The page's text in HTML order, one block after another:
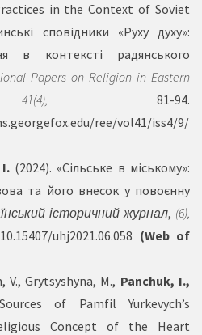
in the Context of Soviet
сповідники «Руху духу»:
в контексті радянського
Papers on Religion in Eastern
41(4), 81-94.
ree/vol41/iss4/9/
(2024). «Сільське в міському»:
та його внесок у повоєнну
історичний журнал, (6),
uhj2021.06.058 (Web of
V., Grytsyshyna, M., Panchuk, I.,
of Pamfil Yurkevych’s
Concept of the Heart